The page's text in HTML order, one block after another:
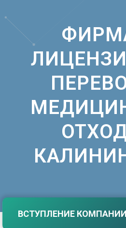
Белгород
Брянск
В
Владивосток
Владикавказ
Владимир
Волгоград
Екатеринбург
Ижевск
Иркутск
ВСТУПЛЕНИЕ КОМПАНИИ